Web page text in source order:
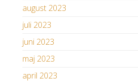
august 2023
juli 2023
juni 2023
maj 2023
april 2023